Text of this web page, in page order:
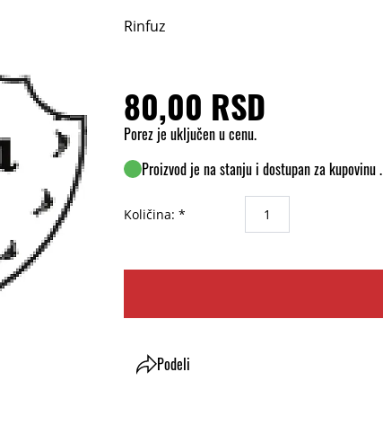
Rinfuz
80,00 RSD
Porez je uključen u cenu.
Proizvod je na stanju i dostupan za kupovinu .
Količina: *
Podeli